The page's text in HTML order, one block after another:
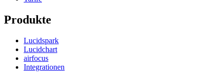
Produkte
Lucidspark
Lucidchart
airfocus
Integrationen